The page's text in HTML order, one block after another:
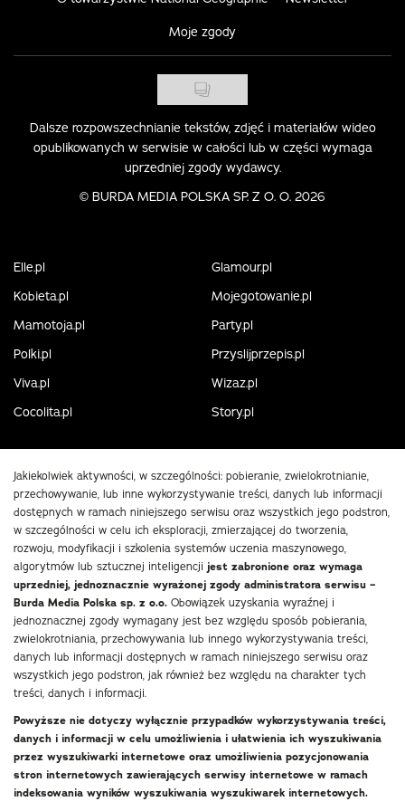
Moje zgody
Dalsze rozpowszechnianie tekstów, zdjęć i materiałów wideo
opublikowanych w serwisie w całości lub w części wymaga
uprzedniej zgody wydawcy.
© BURDA MEDIA POLSKA SP. Z O. O. 2026
Elle.pl
Glamour.pl
Kobieta.pl
Mojegotowanie.pl
Mamotoja.pl
Party.pl
Polki.pl
Przyslijprzepis.pl
Viva.pl
Wizaz.pl
Cocolita.pl
Story.pl
Jakiekolwiek aktywności, w szczególności: pobieranie, zwielokrotnianie,
przechowywanie, lub inne wykorzystywanie treści, danych lub informacji
dostępnych w ramach niniejszego serwisu oraz wszystkich jego podstron,
w szczególności w celu ich eksploracji, zmierzającej do tworzenia,
rozwoju, modyfikacji i szkolenia systemów uczenia maszynowego,
algorytmów lub sztucznej inteligencji jest zabronione oraz wymaga
uprzedniej, jednoznacznie wyrażonej zgody administratora serwisu –
Burda Media Polska sp. z o.o. Obowiązek uzyskania wyraźnej i
jednoznacznej zgody wymagany jest bez względu sposób pobierania,
zwielokrotniania, przechowywania lub innego wykorzystywania treści,
danych lub informacji dostępnych w ramach niniejszego serwisu oraz
wszystkich jego podstron, jak również bez względu na charakter tych
treści, danych i informacji.
Powyższe nie dotyczy wyłącznie przypadków wykorzystywania treści,
danych i informacji w celu umożliwienia i ułatwienia ich wyszukiwania
przez wyszukiwarki internetowe oraz umożliwienia pozycjonowania
stron internetowych zawierających serwisy internetowe w ramach
indeksowania wyników wyszukiwania wyszukiwarek internetowych.